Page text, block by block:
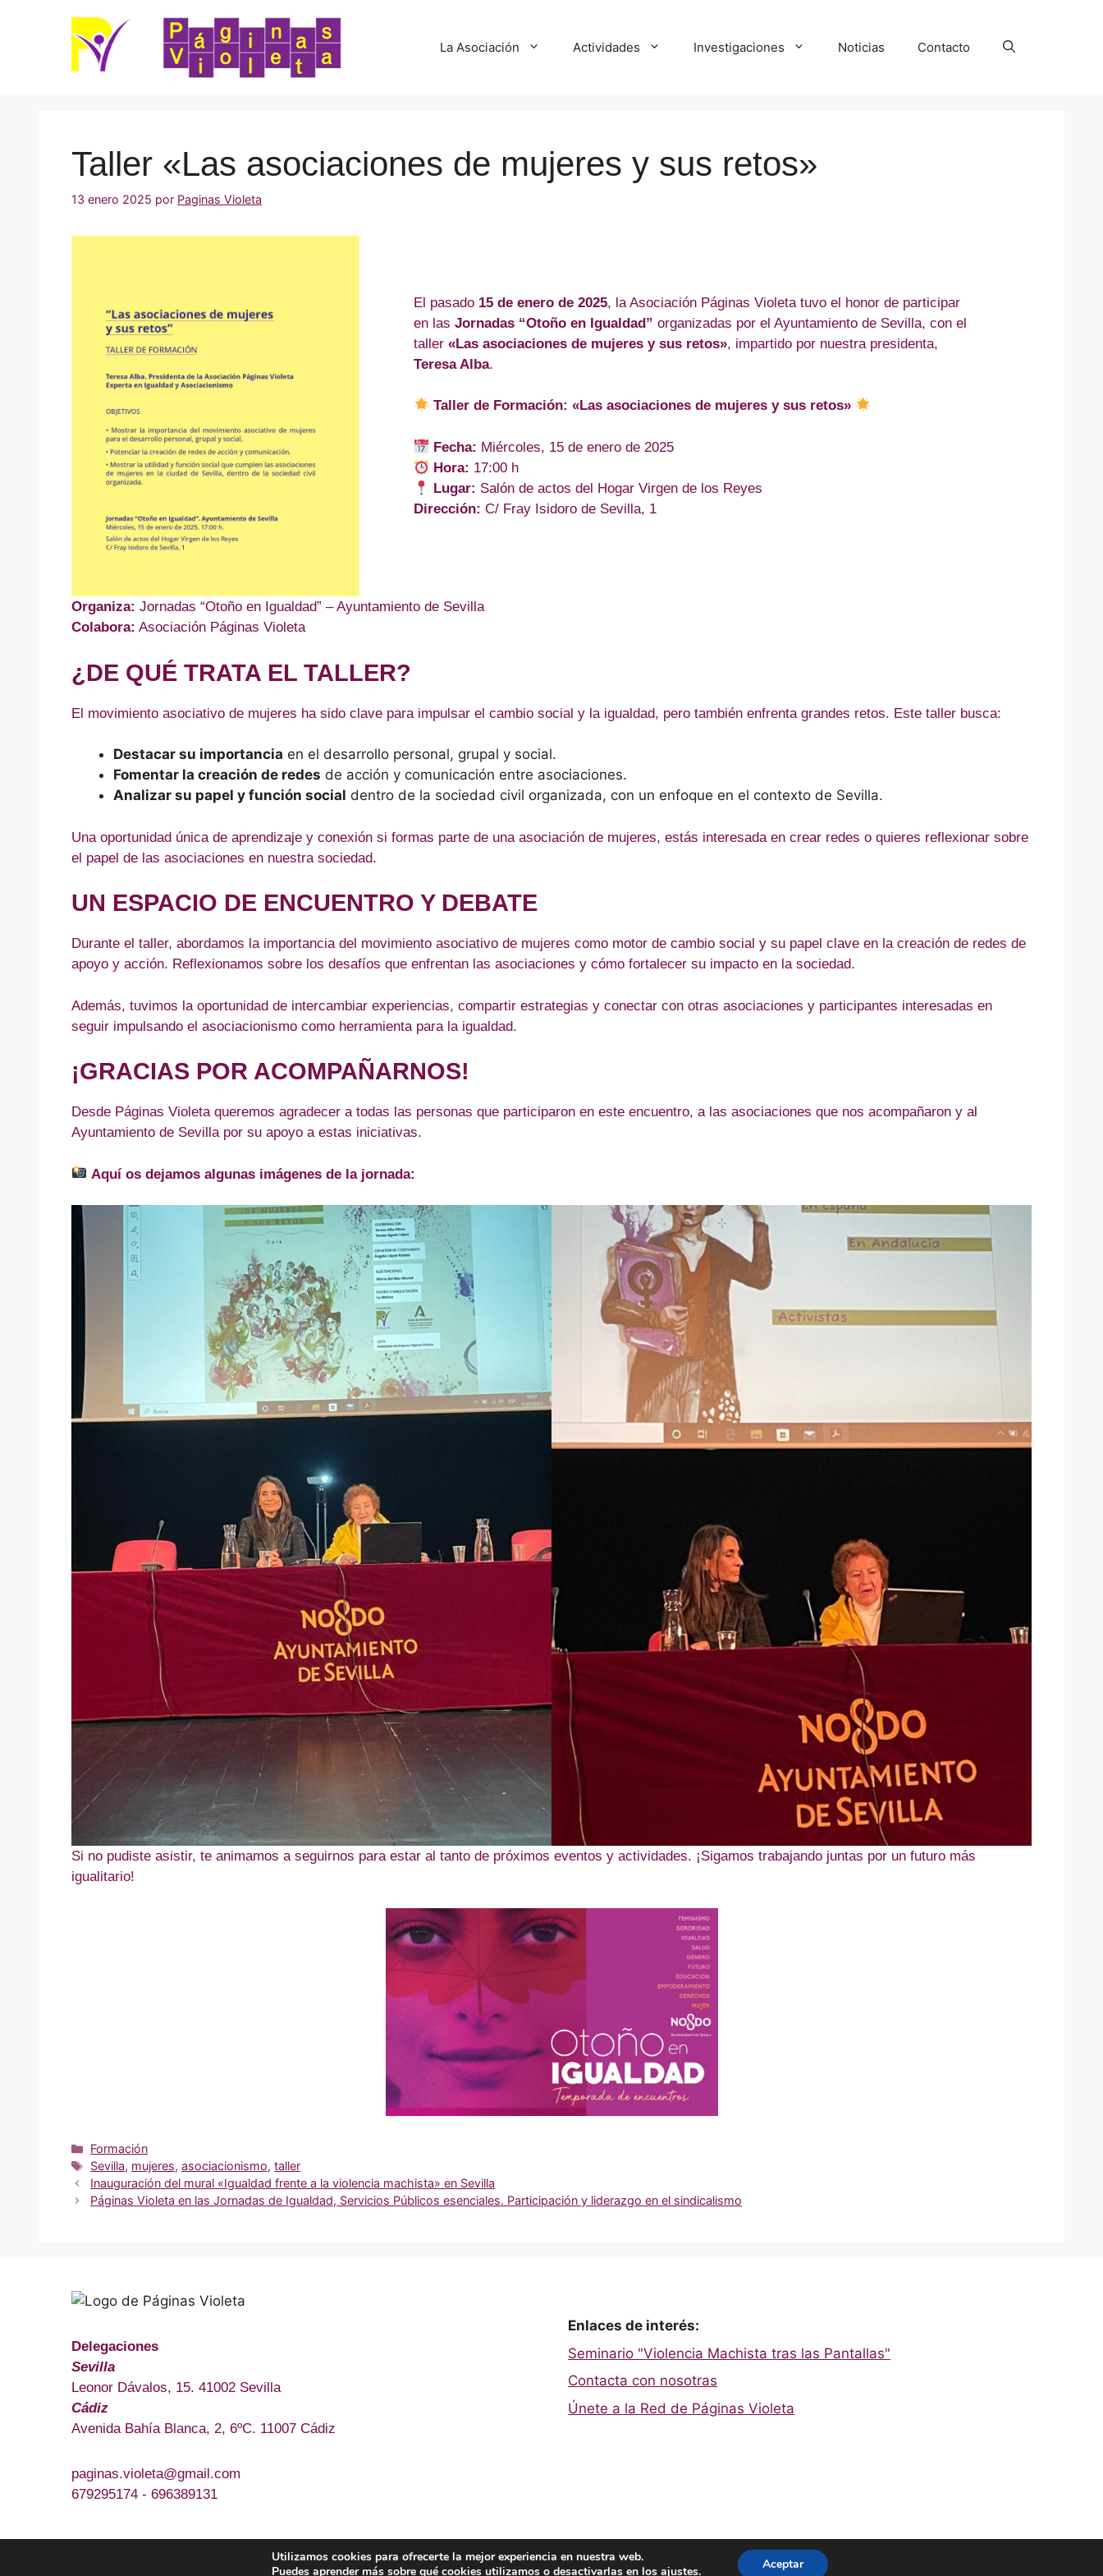
La Asociación Actividades Investigaciones Noticias Contacto
Taller «Las asociaciones de mujeres y sus retos»
13 enero 2025 por Paginas Violeta
El pasado 15 de enero de 2025, la Asociación Páginas Violeta tuvo el honor de participar
en las Jornadas “Otoño en Igualdad” organizadas por el Ayuntamiento de Sevilla, con el
taller «Las asociaciones de mujeres y sus retos», impartido por nuestra presidenta,
Teresa Alba.
Taller de Formación: «Las asociaciones de mujeres y sus retos»
Fecha: Miércoles, 15 de enero de 2025
Hora: 17:00 h
Lugar: Salón de actos del Hogar Virgen de los Reyes
Dirección: C/ Fray Isidoro de Sevilla, 1
Organiza: Jornadas “Otoño en Igualdad” – Ayuntamiento de Sevilla
Colabora: Asociación Páginas Violeta
¿DE QUÉ TRATA EL TALLER?
El movimiento asociativo de mujeres ha sido clave para impulsar el cambio social y la igualdad, pero también enfrenta grandes retos. Este taller busca:
Destacar su importancia en el desarrollo personal, grupal y social.
Fomentar la creación de redes de acción y comunicación entre asociaciones.
Analizar su papel y función social dentro de la sociedad civil organizada, con un enfoque en el contexto de Sevilla.
Una oportunidad única de aprendizaje y conexión si formas parte de una asociación de mujeres, estás interesada en crear redes o quieres reflexionar sobre
el papel de las asociaciones en nuestra sociedad.
UN ESPACIO DE ENCUENTRO Y DEBATE
Durante el taller, abordamos la importancia del movimiento asociativo de mujeres como motor de cambio social y su papel clave en la creación de redes de
apoyo y acción. Reflexionamos sobre los desafíos que enfrentan las asociaciones y cómo fortalecer su impacto en la sociedad.
Además, tuvimos la oportunidad de intercambiar experiencias, compartir estrategias y conectar con otras asociaciones y participantes interesadas en
seguir impulsando el asociacionismo como herramienta para la igualdad.
¡GRACIAS POR ACOMPAÑARNOS!
Desde Páginas Violeta queremos agradecer a todas las personas que participaron en este encuentro, a las asociaciones que nos acompañaron y al
Ayuntamiento de Sevilla por su apoyo a estas iniciativas.
Aquí os dejamos algunas imágenes de la jornada:
Si no pudiste asistir, te animamos a seguirnos para estar al tanto de próximos eventos y actividades. ¡Sigamos trabajando juntas por un futuro más
igualitario!
Categorías
Formación
Etiquetas
Sevilla, mujeres,asociacionismo,taller
Inauguración del mural «Igualdad frente a la violencia machista» en Sevilla
Páginas Violeta en las Jornadas de Igualdad, Servicios Públicos esenciales. Participación y liderazgo en el sindicalismo
Delegaciones
Sevilla
Leonor Dávalos, 15. 41002 Sevilla
Cádiz
Avenida Bahía Blanca, 2, 6ºC. 11007 Cádiz
paginas.violeta@gmail.com
679295174 - 696389131
Enlaces de interés:
Seminario "Violencia Machista tras las Pantallas"
Contacta con nosotras
Únete a la Red de Páginas Violeta
• Creado conGeneratePress
Utilizamos cookies para ofrecerte la mejor experiencia en nuestra web.
Puedes aprender más sobre qué cookies utilizamos o desactivarlas en losajustes. Aceptar